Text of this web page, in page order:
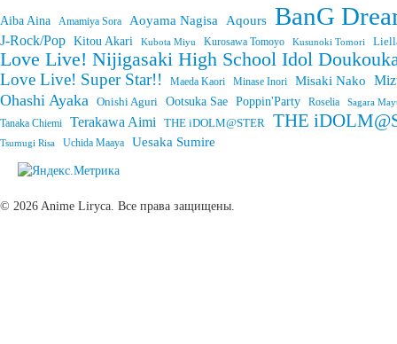
Aiba Aina Amamiya Sora Aoyama Nagisa Aqours BanG
J-Rock/Pop Kitou Akari Kubota Miyu Kurosawa Tomoyo Kusunoki Tomori
Love Live! Nijigasaki High School Idol
Love Live! Super Star!! Maeda Kaori Minase Inori Misaki Nako
Ohashi Ayaka Onishi Aguri Ootsuka Sae Poppin'Party Roselia Sagara
Tanaka Chiemi Terakawa Aimi THE iDOLM@STER THE
Tsumugi Risa Uchida Maaya Uesaka Sumire
© 2026 Anime Liryca. Все права защищены.